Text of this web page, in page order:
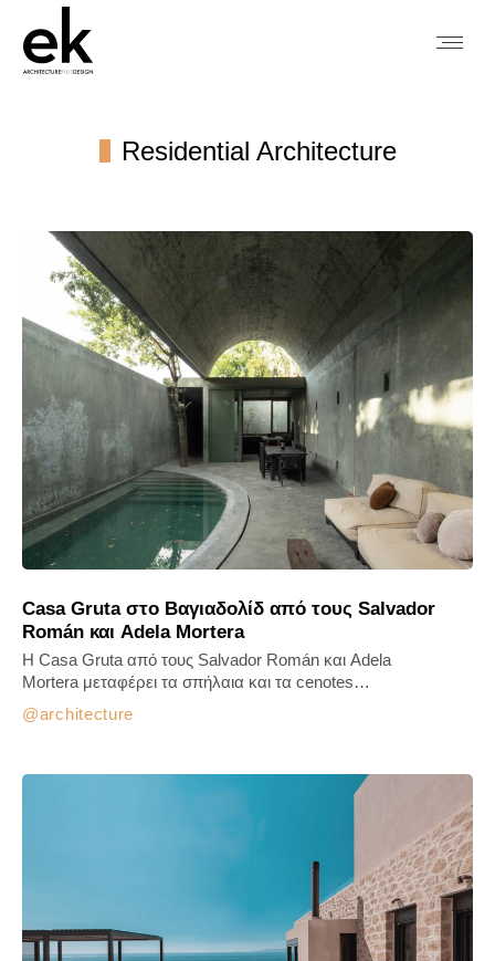
Residential Architecture
Casa Gruta στο Βαγιαδολίδ από τους Salvador
Román και Adela Mortera
architecture
Η Casa Gruta από τους Salvador Román και Adela
Mortera μεταφέρει τα σπήλαια και τα cenotes…